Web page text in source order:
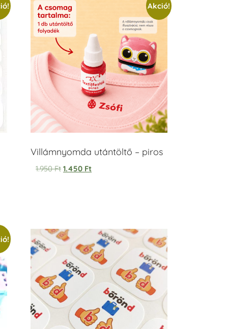
Akció!
Villámnyomda utántöltő – piros
1.950Ft 1.450 Ft